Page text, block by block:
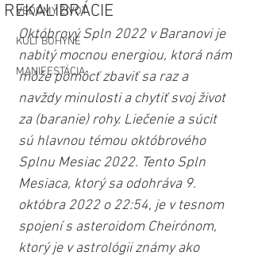
VEDOMÝ ŽIVOT
KULT BOHYNE
MANIFESTÁCIA
REKALIBRÁCIE
Októbrový Spln 2022 v Baranovi je
nabitý mocnou energiou, ktorá nám
môže pomôcť zbaviť sa raz a
navždy minulosti a chytiť svoj život
za (baranie) rohy. Liečenie a súcit
sú hlavnou témou októbrového
Splnu Mesiac 2022. Tento Spln
Mesiaca, ktorý sa odohráva 9.
októbra 2022 o 22:54, je v tesnom
spojení s asteroidom Cheirónom,
ktorý je v astrológii známy ako